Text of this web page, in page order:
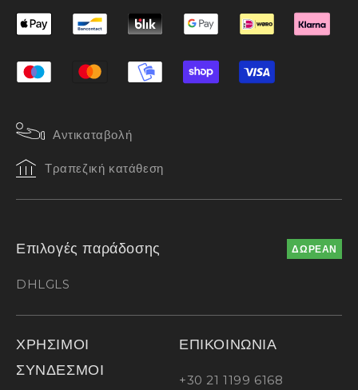
Αντικαταβολή
Τραπεζική κατάθεση
Επιλογές παράδοσης ΔΩΡΕΑΝ
DHLGLS
ΧΡΗΣΙΜΟΙ
ΣΥΝΔΕΣΜΟΙ
ΕΠΙΚΟΙΝΩΝΙΑ
+30 21 1199 6168